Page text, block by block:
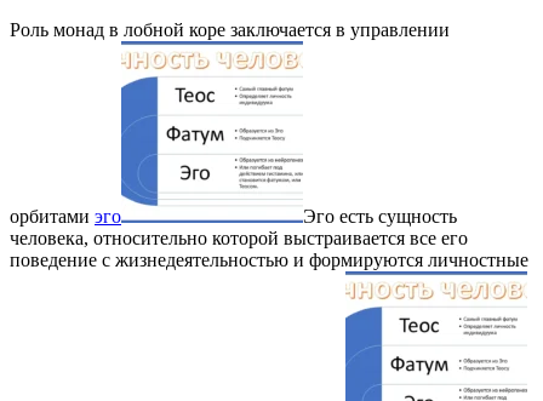
Роль монад в лобной коре заключается в управлении
орбитами эго
Эго есть сущность
человека, относительно которой выстраивается все его
поведение с жизнедеятельностью и формируются личностные